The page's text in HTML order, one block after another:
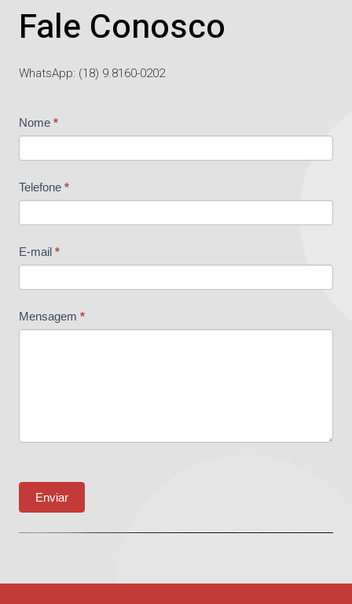
Fale Conosco
WhatsApp: (18) 9.8160-0202
Contato
Nome *
Telefone *
E-mail *
Mensagem *
Enviar